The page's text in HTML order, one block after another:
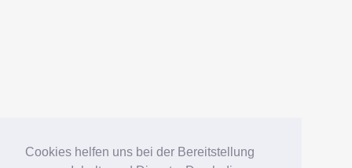
Cookies helfen uns bei der Bereitstellung